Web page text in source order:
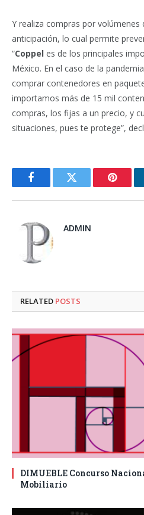
Y realiza compras por
anticipación, lo cual permite
“Coppel es de los principales
México. En el caso de la
comprar contenedores en
importamos más de 15 mil
compras, los fijas a un precio, y
situaciones, pues te protege”,
FacebookTwitter
ADMIN
RELATED POSTS
DIMUEBLE Concurso
Mobiliario